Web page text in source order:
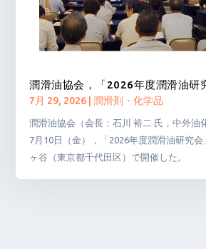
潤滑油協会，「2026年度潤滑油研
7月 29, 2026 |潤滑剤・化学品
潤滑油協会（会長：石川 裕二 氏，中外油
7月10日（金），「2026年度潤滑油研究
ヶ谷（東京都千代田区）で開催した。